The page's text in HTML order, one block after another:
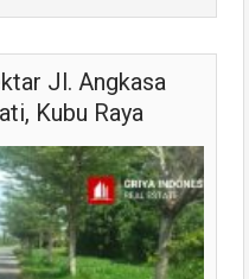
Jl. Angkasa
Kubu Raya